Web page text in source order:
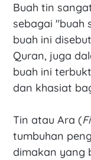
Buah tin
sebagai "buah
buah ini
Quran, juga
buah ini
dan khasiat
Tin atau Ara (
tumbuhan
dimakan yang